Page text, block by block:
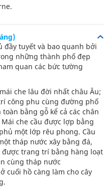
đầy tuyết và bao quanh bởi
những thành phố đẹp
quan các bức tường
che lâu đời nhất châu Âu;
công phu cùng đường phố
bằng gỗ kể cả các chân
che cầu được lợp bằng
một lớp rêu phong. Cầu
tháp nước xây bằng đá,
trang trí bằng hàng loạt
cùng tháp nước
cuối hồ càng làm cho cây